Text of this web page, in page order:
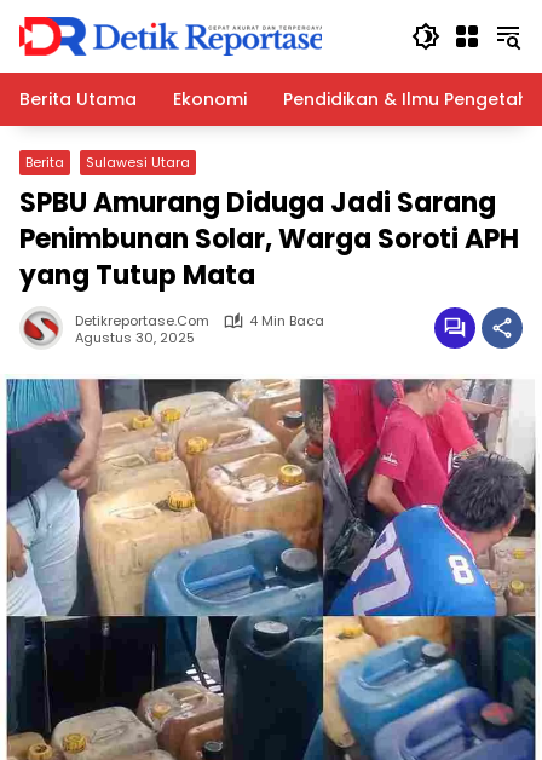
Langsung
konten
Berita Utama
Ekonomi Pendidikan & Ilmu
Berita Sulawesi Utara
SPBU Amurang Diduga Jadi Sarang
Penimbunan Solar, Warga Soroti APH
yang Tutup Mata
Detikreportase.com
4 Min Baca
Agustus 30, 2025